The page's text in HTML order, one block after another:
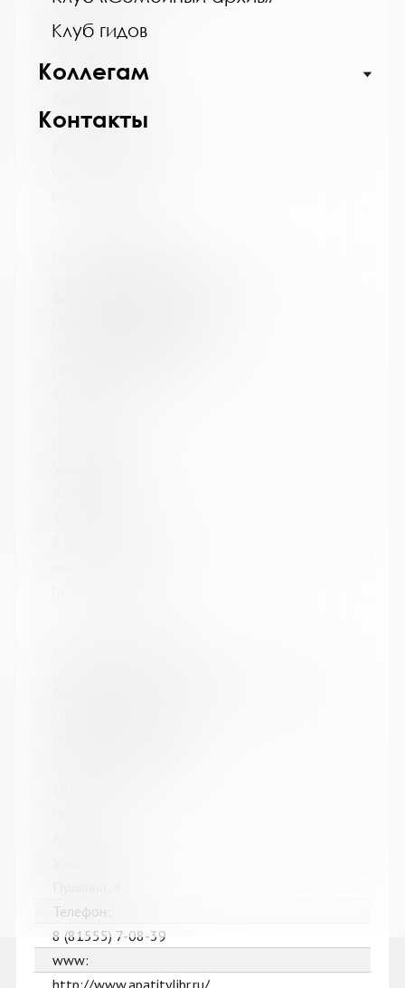
Клуб гидов
Коллегам
Контакты
Город:
Улица, дом:
Телефон:
Телефон:
8 (81555) 7-08-39
www:
http://www.apatitylibr.ru/